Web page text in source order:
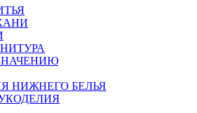
НИЖНЕГО БЕЛЬЯ